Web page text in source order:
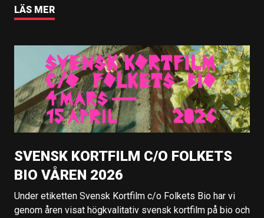
LÄS MER
SVENSK KORTFILM C/O FOLKETS
BIO VÅREN 2026
Under etiketten Svensk Kortfilm c/o Folkets Bio har vi
genom åren visat högkvalitativ svensk kortfilm på bio och